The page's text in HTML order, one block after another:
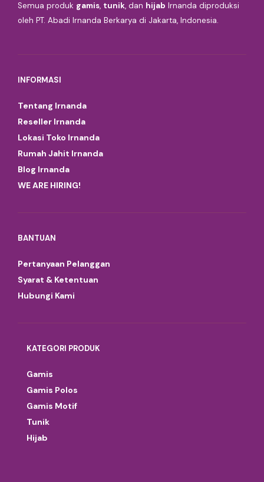
Semua produk gamis, tunik, dan hijab Irnanda diproduksi
oleh PT. Abadi Irnanda Berkarya di Jakarta, Indonesia.
INFORMASI
Tentang Irnanda
Reseller Irnanda
Lokasi Toko Irnanda
Rumah Jahit Irnanda
Blog Irnanda
WE ARE HIRING!
BANTUAN
Pertanyaan Pelanggan
Syarat & Ketentuan
Hubungi Kami
KATEGORI PRODUK
Gamis
Gamis Polos
Gamis Motif
Tunik
Hijab